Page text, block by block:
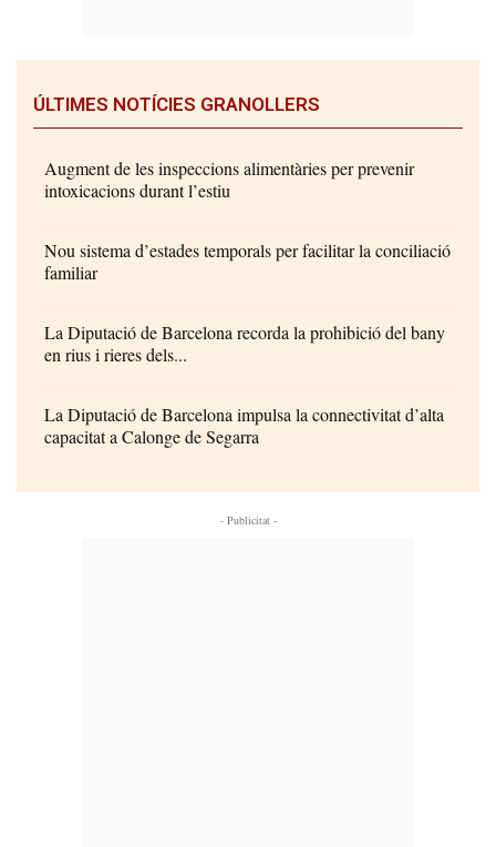
ÚLTIMES NOTÍCIES GRANOLLERS
Augment de les inspeccions alimentàries per prevenir
intoxicacions durant l’estiu
Nou sistema d’estades temporals per facilitar la conciliació
familiar
La Diputació de Barcelona recorda la prohibició del bany
en rius i rieres dels...
La Diputació de Barcelona impulsa la connectivitat d’alta
capacitat a Calonge de Segarra
- Publicitat -